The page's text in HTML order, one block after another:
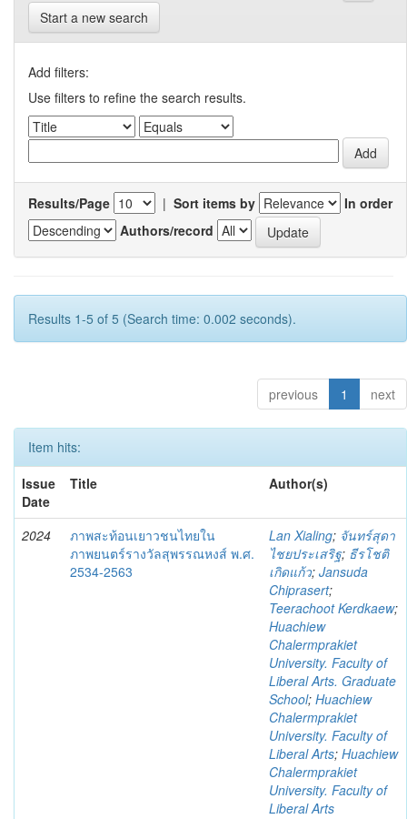
Start a new search
Add filters:
Use filters to refine the search results.
Results/Page | Sort items by
In order
Authors/record
Results 1-5 of 5 (Search time: 0.002 seconds).
previous 1 next
Item hits:
Issue
Date
Title Author(s)
2024
ภาพสะท้อนเยาวชนไทยใน
ภาพยนตร์รางวัลสุพรรณหงส์ พ.ศ.
2534-2563
Lan Xialing; จันทร์สุดา
ไชยประเสริฐ; ธีรโชติ
เกิดแก้ว; Jansuda
Chiprasert;
Teerachoot Kerdkaew;
Huachiew
Chalermprakiet
University. Faculty of
Liberal Arts. Graduate
School; Huachiew
Chalermprakiet
University. Faculty of
Liberal Arts; Huachiew
Chalermprakiet
University. Faculty of
Liberal Arts